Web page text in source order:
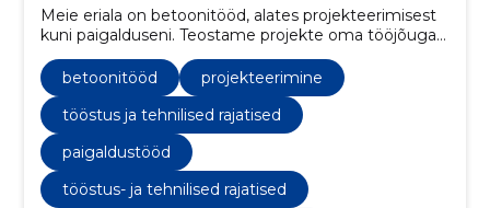
Meie eriala on betoonitööd, alates projekteerimisest
kuni paigalduseni. Teostame projekte oma tööjõuga
ning kogemusele.
betoonitööd
projekteerimine
tööstus ja tehnilised rajatised
paigaldustööd
tööstus- ja tehnilised rajatised